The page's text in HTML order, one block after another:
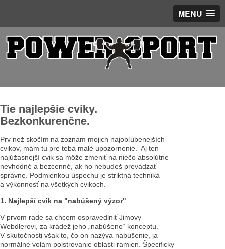
MENU
Tie najlepšie cviky.
Bezkonkurenčne.
Prv než skočím na zoznam mojich najobľúbenejších
cvikov, mám tu pre teba malé upozornenie. Aj ten
najúžasnejší cvik sa môže zmeniť na niečo absolútne
nevhodné a bezcenné, ak ho nebudeš prevádzať
správne. Podmienkou úspechu je striktná technika
a výkonnosť na všetkých cvikoch.
1. Najlepší cvik na "nabúšený výzor"
V prvom rade sa chcem ospravedlniť Jimovy
Webdlerovi, za krádež jeho „nabúšeno“ konceptu.
V skutočnosti však to, čo on nazýva nabúšenie, ja
normálne volám polstrovanie oblasti ramien. Špecificky